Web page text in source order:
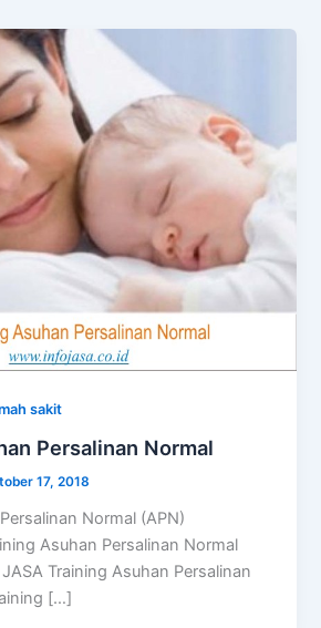
sakit
Persalinan Normal
17, 2018
Normal (APN)
Asuhan Persalinan Normal
Training Asuhan Persalinan
[…]